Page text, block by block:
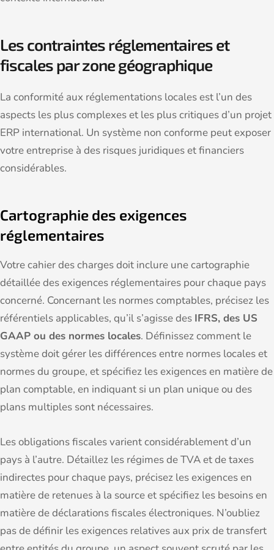
Les contraintes réglementaires et
fiscales par zone géographique
La conformité aux réglementations locales est l’un des
aspects les plus complexes et les plus critiques d’un projet
ERP international. Un système non conforme peut exposer
votre entreprise à des risques juridiques et financiers
considérables.
Cartographie des exigences
réglementaires
Votre cahier des charges doit inclure une cartographie
détaillée des exigences réglementaires pour chaque pays
concerné. Concernant les normes comptables, précisez les
référentiels applicables, qu’il s’agisse des IFRS, des US
GAAP ou des normes locales. Définissez comment le
système doit gérer les différences entre normes locales et
normes du groupe, et spécifiez les exigences en matière de
plan comptable, en indiquant si un plan unique ou des
plans multiples sont nécessaires.
Les obligations fiscales varient considérablement d’un
pays à l’autre. Détaillez les régimes de TVA et de taxes
indirectes pour chaque pays, précisez les exigences en
matière de retenues à la source et spécifiez les besoins en
matière de déclarations fiscales électroniques. N’oubliez
pas de définir les exigences relatives aux prix de transfert